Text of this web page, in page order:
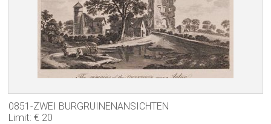
0851-ZWEI BURGRUINENANSICHTEN
Limit: € 20